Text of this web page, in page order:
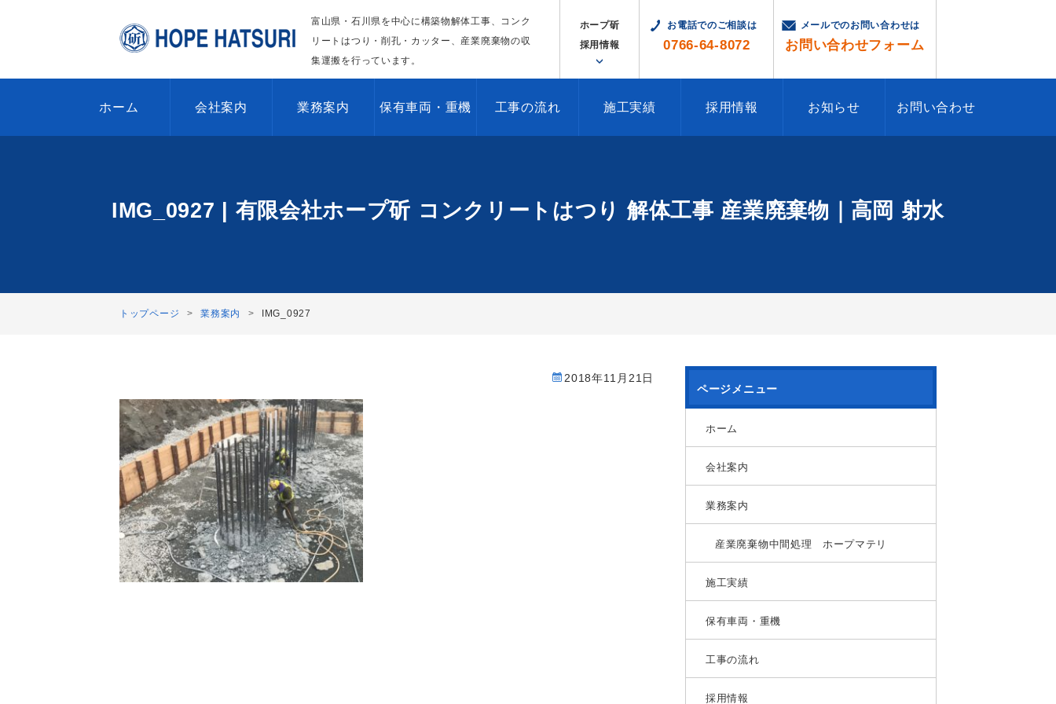
富山県・石川県を中心に構築物解体工事、コンク
リートはつり・削孔・カッター、産業廃棄物の収
集運搬を行っています。
ホープ斫
採用情報
お電話でのご相談は
0766-64-8072
メールでのお問い合わせは
お問い合わせフォーム
ホーム 会社案内 業務案内 保有車両・重機 工事の流れ 施工実績 採用情報 お知らせ お問い合わせ
IMG_0927 | 有限会社ホープ斫 コンクリートはつり 解体工事 産業廃棄物｜高岡 射水
トップページ 業務案内 IMG_0927
2018年11月21日
ページメニュー
ホーム
会社案内
業務案内
産業廃棄物中間処理 ホープマテリ
施工実績
保有車両・重機
工事の流れ
採用情報